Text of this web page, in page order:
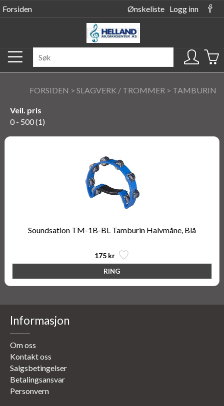
Forsiden Ønskeliste Logg inn
FORSIDEN > SLAGVERK / TROMMER > TAMBURIN
Veil. pris
0 - 500 (1)
Soundsation TM-1B-BL Tamburin Halvmåne, Blå
175 kr
Informasjon
Om oss
Kontakt oss
Salgsbetingelser
Betalingsansvar
Personvern